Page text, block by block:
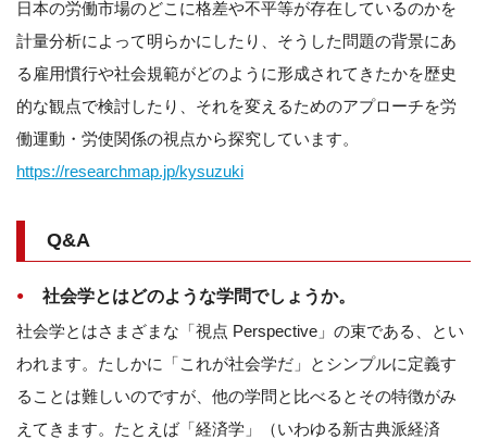
日本の労働市場のどこに格差や不平等が存在しているのかを
計量分析によって明らかにしたり、 そうした問題の背景にあ
る雇用慣行や社会規範がどのように形成さ れてきたかを歴史
的な観点で検討したり、 それを変えるためのアプローチを労
働運動・ 労使関係の視点から探究しています。
https://researchmap.jp/kysuzuki
Q&A
社会学とはどのような学問でしょうか。
社会学とはさまざまな「視点 Perspective」の束である、とい
われます。たしかに「これが社会学だ」とシンプルに定義す
ることは難しいのですが、他の学問と比べるとその特徴がみ
えてきます。たとえば「経済学」（いわゆる新古典派経済